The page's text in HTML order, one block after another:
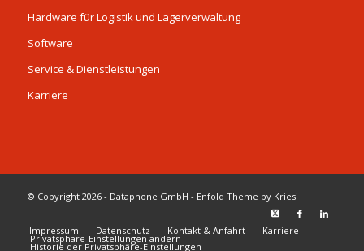
Hardware für Logistik und Lagerverwaltung
Software
Service & Dienstleistungen
Karriere
© Copyright 2026 - Dataphone GmbH - Enfold Theme by Kriesi
Impressum Datenschutz Kontakt & Anfahrt Karriere
Privatsphäre-Einstellungen ändern
Historie der Privatsphäre-Einstellungen